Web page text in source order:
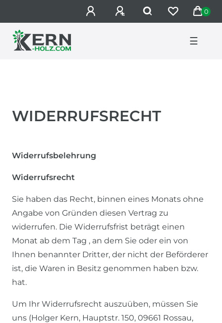
0
☰
WIDERRUFS­RECHT
Widerrufsbelehrung
Widerrufsrecht
Sie haben das Recht, binnen eines Monats ohne
Angabe von Gründen diesen Vertrag zu
widerrufen. Die Widerrufsfrist beträgt einen
Monat ab dem Tag , an dem Sie oder ein von
Ihnen benannter Dritter, der nicht der Beförderer
ist, die Waren in Besitz genommen haben bzw.
hat.
Um Ihr Widerrufsrecht auszuüben, müssen Sie
uns (Holger Kern, Hauptstr. 150, 09661 Rossau,